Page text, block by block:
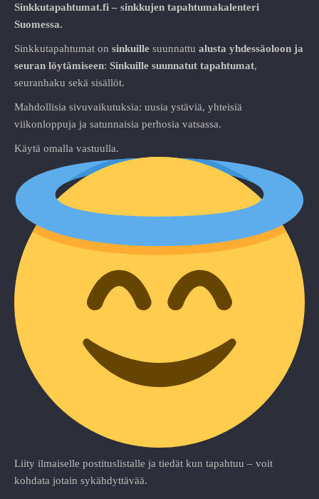
Sinkkutapahtumat.fi – sinkkujen tapahtumakalenteri
Suomessa.
Sinkkutapahtumat on sinkuille suunnattu alusta yhdessäoloon ja
seuran löytämiseen: Sinkuille suunnatut tapahtumat,
seuranhaku sekä sisällöt.
Mahdollisia sivuvaikutuksia: uusia ystäviä, yhteisiä
viikonloppuja ja satunnaisia perhosia vatsassa.
Käytä omalla vastuulla.
Liity ilmaiselle postituslistalle ja tiedät kun tapahtuu – voit
kohdata jotain sykähdyttävää.